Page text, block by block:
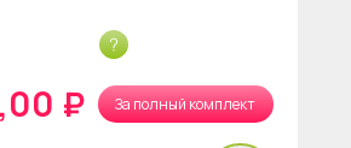
₽ За полный комплект